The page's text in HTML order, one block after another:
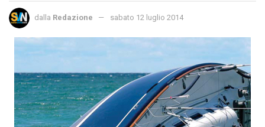
dalla Redazione sabato 12 luglio 2014